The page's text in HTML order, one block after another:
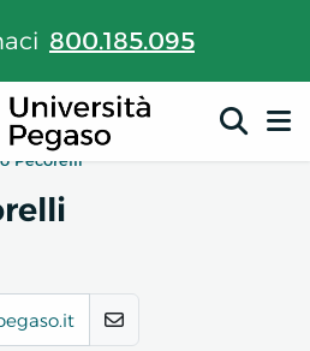
800.185.095
Pecorelli